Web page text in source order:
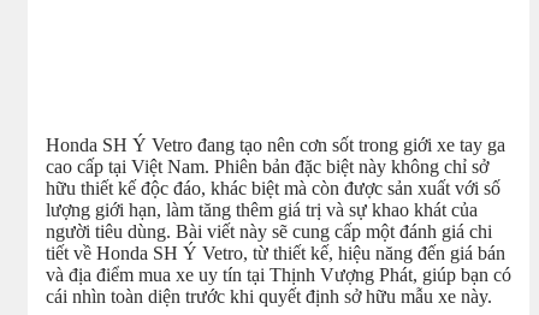
Honda SH Ý Vetro đang tạo nên cơn sốt trong giới xe tay ga
cao cấp tại Việt Nam. Phiên bản đặc biệt này không chỉ sở
hữu thiết kế độc đáo, khác biệt mà còn được sản xuất với số
lượng giới hạn, làm tăng thêm giá trị và sự khao khát của
người tiêu dùng. Bài viết này sẽ cung cấp một đánh giá chi
tiết về Honda SH Ý Vetro, từ thiết kế, hiệu năng đến giá bán
và địa điểm mua xe uy tín tại Thịnh Vượng Phát, giúp bạn có
cái nhìn toàn diện trước khi quyết định sở hữu mẫu xe này.